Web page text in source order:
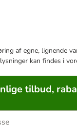
af egne, lignende
kan findes i
tilbud,